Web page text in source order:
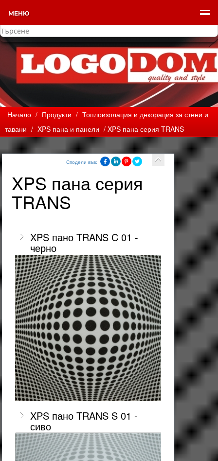
МЕНЮ
Начало / Продукти / Топлоизолация и декорация за стени и
тавани / XPS пана и панели / XPS пана серия TRANS
Сподели във:
XPS пана серия
TRANS
XPS пано TRANS C 01 -
черно
XPS пано TRANS S 01 -
сиво